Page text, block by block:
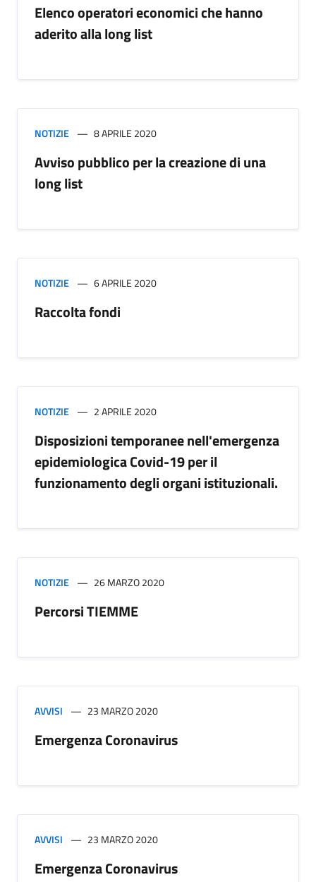
Elenco operatori economici che hanno
aderito alla long list
NOTIZIE 8 APRILE 2020
Avviso pubblico per la creazione di una
long list
NOTIZIE 6 APRILE 2020
Raccolta fondi
NOTIZIE 2 APRILE 2020
Disposizioni temporanee nell'emergenza
epidemiologica Covid-19 per il
funzionamento degli organi istituzionali.
NOTIZIE 26 MARZO 2020
Percorsi TIEMME
AVVISI 23 MARZO 2020
Emergenza Coronavirus
AVVISI 23 MARZO 2020
Emergenza Coronavirus